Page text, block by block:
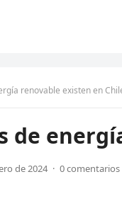
renovable existen en
de
de 2024 · 0 comentarios